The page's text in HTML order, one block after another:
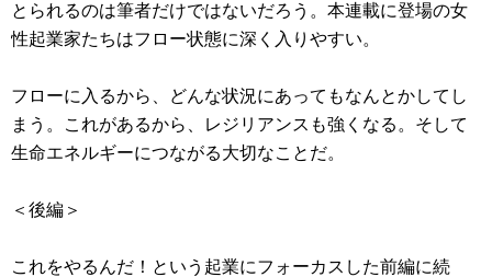
とられるのは筆者だけではないだろう。本連載に登場の女
性起業家たちはフロー状態に深く入りやすい。
フローに入るから、どんな状況にあってもなんとかしてし
まう。これがあるから、レジリアンスも強くなる。そして
生命エネルギーにつながる大切なことだ。
＜後編＞
これをやるんだ！という起業にフォーカスした前編に続